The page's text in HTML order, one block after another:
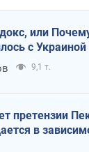
или
с Украиной
9,1 т.
претензии
в